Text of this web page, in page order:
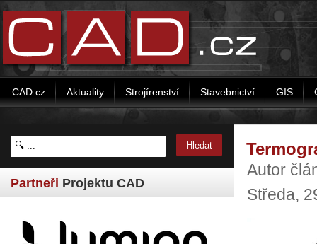
CAD.cz Aktuality Strojírenství Stavebnictví GIS
Partneři Projektu CAD
Autor
Středa,